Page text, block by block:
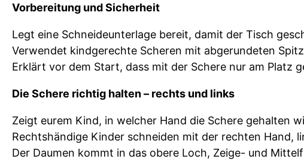
Vorbereitung und Sicherheit
Legt eine Schneideunterlage bereit, damit der Tisch
Verwendet kindgerechte Scheren mit abgerundeten
Erklärt vor dem Start, dass mit der Schere nur am Platz
Die Schere richtig halten – rechts und links
Zeigt eurem Kind, in welcher Hand die Schere gehalten
Rechtshändige Kinder schneiden mit der rechten Hand,
Der Daumen kommt in das obere Loch, Zeige- und